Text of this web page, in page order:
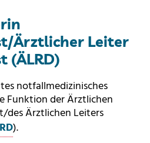
Ärztlicher Leiter
(ÄLRD)
notfallmedizinisches
Funktion der Ärztlichen
des Ärztlichen Leiters
).